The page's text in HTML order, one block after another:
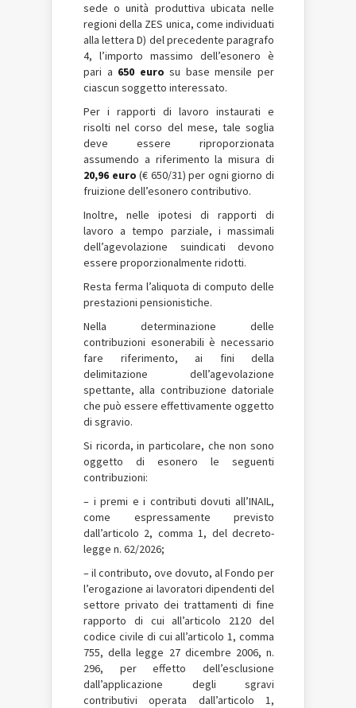
sede o unità produttiva ubicata nelle
regioni della ZES unica, come individuati
alla lettera D) del precedente paragrafo
4, l’importo massimo dell’esonero è
pari a 650 euro su base mensile per
ciascun soggetto interessato.
Per i rapporti di lavoro instaurati e
risolti nel corso del mese, tale soglia
deve essere riproporzionata
assumendo a riferimento la misura di
20,96 euro (€ 650/31) per ogni giorno di
fruizione dell’esonero contributivo.
Inoltre, nelle ipotesi di rapporti di
lavoro a tempo parziale, i massimali
dell’agevolazione suindicati devono
essere proporzionalmente ridotti.
Resta ferma l’aliquota di computo delle
prestazioni pensionistiche.
Nella determinazione delle
contribuzioni esonerabili è necessario
fare riferimento, ai fini della
delimitazione dell’agevolazione
spettante, alla contribuzione datoriale
che può essere effettivamente oggetto
di sgravio.
Si ricorda, in particolare, che non sono
oggetto di esonero le seguenti
contribuzioni:
– i premi e i contributi dovuti all’INAIL,
come espressamente previsto
dall’articolo 2, comma 1, del decreto-
legge n. 62/2026;
– il contributo, ove dovuto, al Fondo per
l’erogazione ai lavoratori dipendenti del
settore privato dei trattamenti di fine
rapporto di cui all’articolo 2120 del
codice civile di cui all’articolo 1, comma
755, della legge 27 dicembre 2006, n.
296, per effetto dell’esclusione
dall’applicazione degli sgravi
contributivi operata dall’articolo 1,